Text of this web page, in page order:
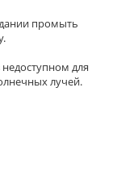
промыть
для
лучей.